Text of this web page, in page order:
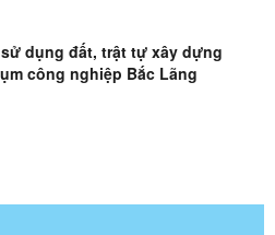
dụng đất, trật tự xây dựng
công nghiệp Bắc Lãng